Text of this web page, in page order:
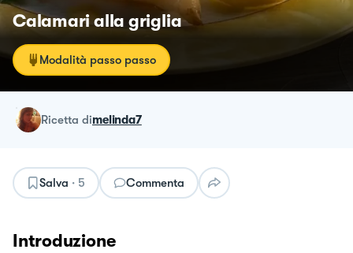
Calamari alla griglia
Modalità passo passo
ricetta dimelinda7
Salva · 5 Commenta
Introduzione